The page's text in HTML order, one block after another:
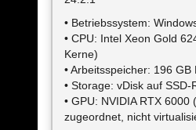
• Betriebssystem:
• CPU: Intel Xeon Gold
Kerne)
• Arbeitsspeicher: 196 GB
• Storage: vDisk auf
• GPU: NVIDIA RTX 6000
zugeordnet, nicht